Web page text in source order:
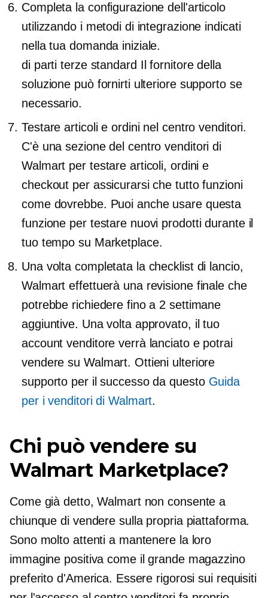
Completa la configurazione dell'articolo
utilizzando i metodi di integrazione indicati
nella tua domanda iniziale.
di parti terze standard Il fornitore della
soluzione può fornirti ulteriore supporto se
necessario.
Testare articoli e ordini nel centro venditori.
C'è una sezione del centro venditori di
Walmart per testare articoli, ordini e
checkout per assicurarsi che tutto funzioni
come dovrebbe. Puoi anche usare questa
funzione per testare nuovi prodotti durante il
tuo tempo su Marketplace.
Una volta completata la checklist di lancio,
Walmart effettuerà una revisione finale che
potrebbe richiedere fino a 2 settimane
aggiuntive. Una volta approvato, il tuo
account venditore verrà lanciato e potrai
vendere su Walmart. Ottieni ulteriore
supporto per il successo da questo Guida
per i venditori di Walmart.
Chi può vendere su
Walmart Marketplace?
Come già detto, Walmart non consente a
chiunque di vendere sulla propria piattaforma.
Sono molto attenti a mantenere la loro
immagine positiva come il grande magazzino
preferito d'America. Essere rigorosi sui requisiti